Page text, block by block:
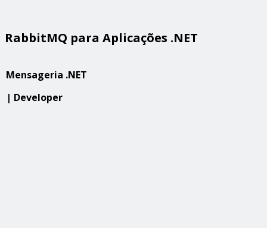
RabbitMQ para Aplicações .NET
Mensageria .NET
| Developer